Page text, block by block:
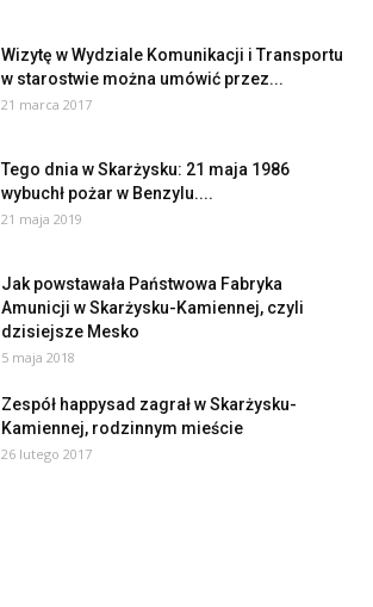
Wizytę w Wydziale Komunikacji i Transportu
w starostwie można umówić przez...
21 marca 2017
Tego dnia w Skarżysku: 21 maja 1986
wybuchł pożar w Benzylu....
21 maja 2019
Jak powstawała Państwowa Fabryka
Amunicji w Skarżysku-Kamiennej, czyli
dzisiejsze Mesko
5 maja 2018
Zespół happysad zagrał w Skarżysku-
Kamiennej, rodzinnym mieście
26 lutego 2017